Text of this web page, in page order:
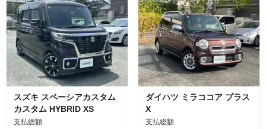
スズキ スペーシアカスタム
カスタム HYBRID XS
支払総額
ダイハツ ミラココア プラス
X
支払総額